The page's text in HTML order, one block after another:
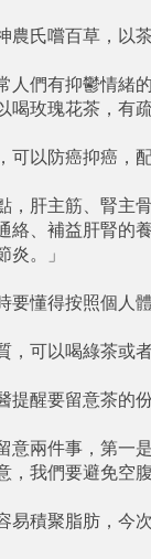
農氏嚐百草，以
們有抑鬱情緒
玫瑰花茶，有
以防癌抑癌，
，肝主筋、腎主
絡、補益肝腎的
。」
懂得按照個人
，可以喝綠茶或
醒要留意茶的
兩件事，第一
，我們要避免空
易積聚脂肪，今